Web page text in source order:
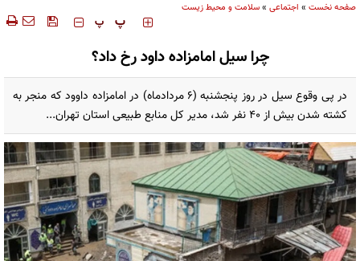
صفحه نخست » اجتماعی »سلامت و محیط زیست
‍‍‍ پ پ
چرا سیل امامزاده داود رخ داد؟
در پی وقوع سیل در روز پنجشنبه (۶ مردادماه) در امامزاده داوود که منجر به
کشته شدن بیش از ۴۰ نفر شد، مدیر کل منابع طبیعی استان تهران...